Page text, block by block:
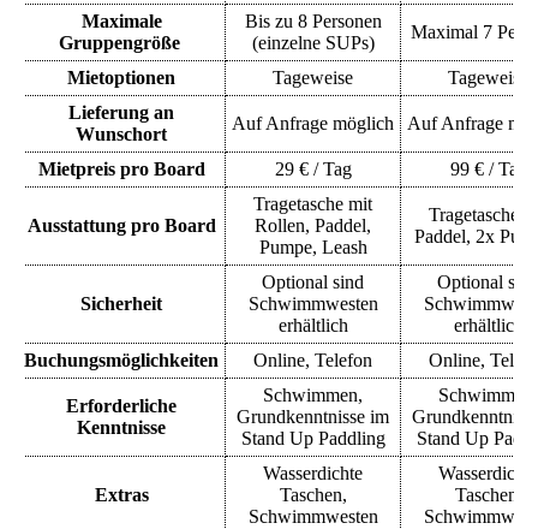
Maximale
Gruppengröße
Bis zu 8 Personen
(einzelne SUPs)
Maximal 7
Mietoptionen Tageweise
Tageweise
Lieferung an
Wunschort
Auf Anfrage möglich Auf Anfrage
Mietpreis pro Board 29 € / Tag 99 € / Tag
Ausstattung pro Board
Tragetasche mit
Rollen, Paddel,
Pumpe, Leash
Tragetasche,
Paddel, 2x
Sicherheit
Optional sind
Schwimmwesten
erhältlich
Optional sind
erhältlich
Buchungsmöglichkeiten
Online, Telefon Online,
Erforderliche
Kenntnisse
Schwimmen,
Grundkenntnisse im
Stand Up Paddling
Schwimmen,
Stand Up
Extras
Wasserdichte
Taschen,
Schwimmwesten
Wasserdichte
Taschen,